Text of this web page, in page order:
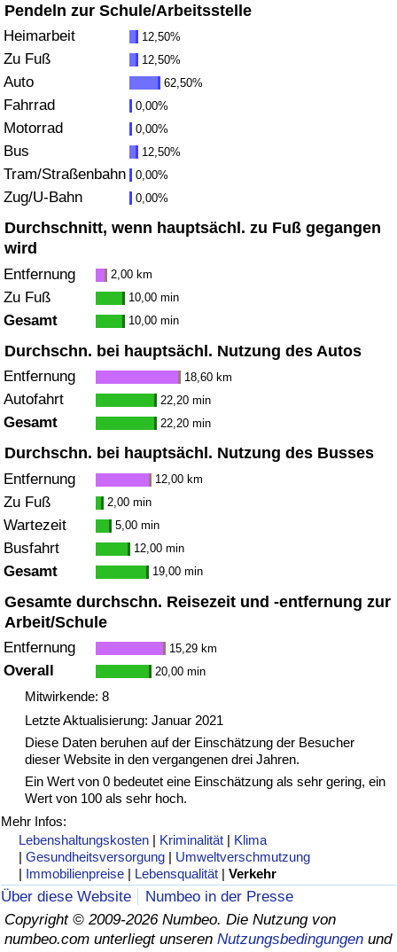
Pendeln zur Schule/Arbeitsstelle
Heimarbeit 12,50%
Zu Fuß 12,50%
Auto 62,50%
Fahrrad 0,00%
Motorrad 0,00%
Bus 12,50%
Tram/Straßenbahn 0,00%
Zug/U-Bahn 0,00%
Durchschnitt, wenn hauptsächl. zu Fuß gegangen
wird
Entfernung 2,00 km
Zu Fuß 10,00 min
Gesamt 10,00 min
Durchschn. bei hauptsächl. Nutzung des Autos
Entfernung 18,60 km
Autofahrt 22,20 min
Gesamt 22,20 min
Durchschn. bei hauptsächl. Nutzung des Busses
Entfernung 12,00 km
Zu Fuß 2,00 min
Wartezeit 5,00 min
Busfahrt 12,00 min
Gesamt 19,00 min
Gesamte durchschn. Reisezeit und -entfernung zur
Arbeit/Schule
Entfernung 15,29 km
Overall 20,00 min
Mitwirkende: 8
Letzte Aktualisierung: Januar 2021
Diese Daten beruhen auf der Einschätzung der Besucher
dieser Website in den vergangenen drei Jahren.
Ein Wert von 0 bedeutet eine Einschätzung als sehr gering, ein
Wert von 100 als sehr hoch.
Mehr Infos:
Lebenshaltungskosten | Kriminalität | Klima
|Gesundheitsversorgung | Umweltverschmutzung
| Immobilienpreise | Lebensqualität |Verkehr
Über diese Website
Numbeo in der Presse
Copyright © 2009-2026 Numbeo. Die Nutzung von
numbeo.com unterliegt unseren Nutzungsbedingungen und
Umweltverschmutzungs-Index (aktuell)
Verschmutzungsindex
Umweltverschmutzungs-Index nach Land
Verkehr
Verkehrs-Index
Verkehrs-Index (aktuell)
Verkehrs-Index nach Land